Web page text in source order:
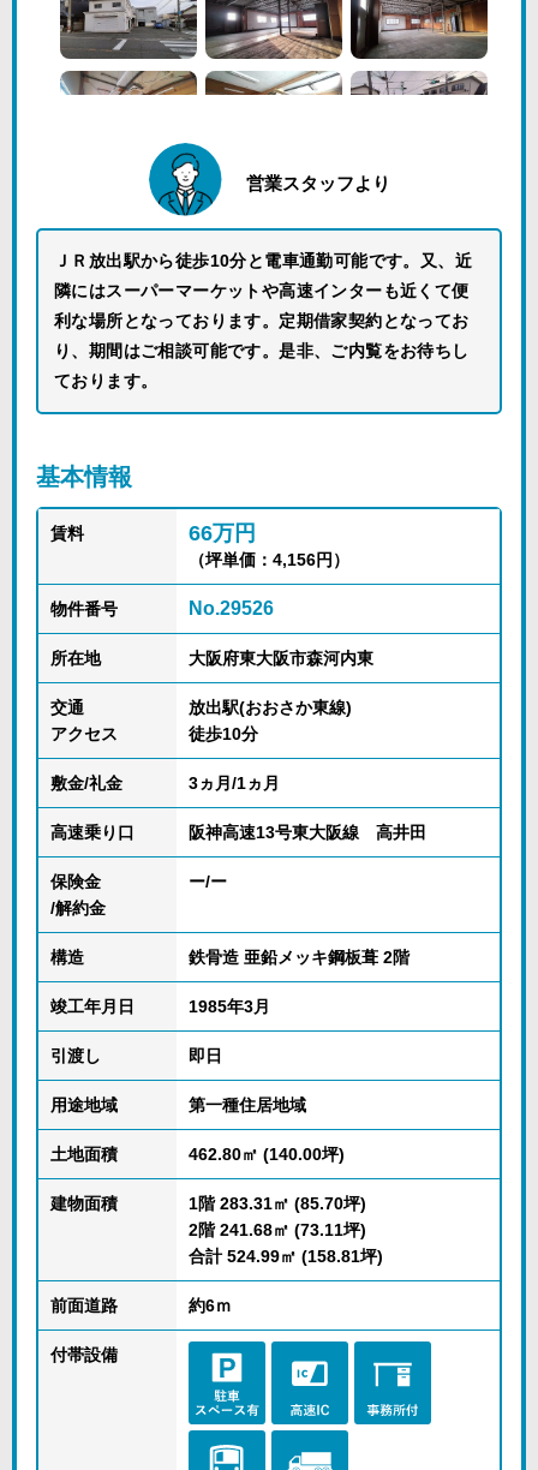
営業スタッフより
ＪＲ放出駅から徒歩10分と電車通勤可能です。又、近
隣にはスーパーマーケットや高速インターも近くて便
利な場所となっております。定期借家契約となってお
り、期間はご相談可能です。是非、ご内覧をお待ちし
ております。
基本情報
賃料 66万円
（坪単価：4,156円）
物件番号 No.29526
所在地 大阪府東大阪市森河内東
交通
アクセス
放出駅(おおさか東線)
徒歩10分
敷金/礼金 3ヵ月/1ヵ月
高速乗り口 阪神高速13号東大阪線 高井田
保険金
/解約金
ー/ー
構造 鉄骨造 亜鉛メッキ鋼板葺 2階
竣工年月日 1985年3月
引渡し 即日
用途地域 第一種住居地域
土地面積 462.80㎡ (140.00坪)
建物面積
1階 283.31㎡ (85.70坪)
2階 241.68㎡ (73.11坪)
合計 524.99㎡ (158.81坪)
前面道路 約6ｍ
付帯設備